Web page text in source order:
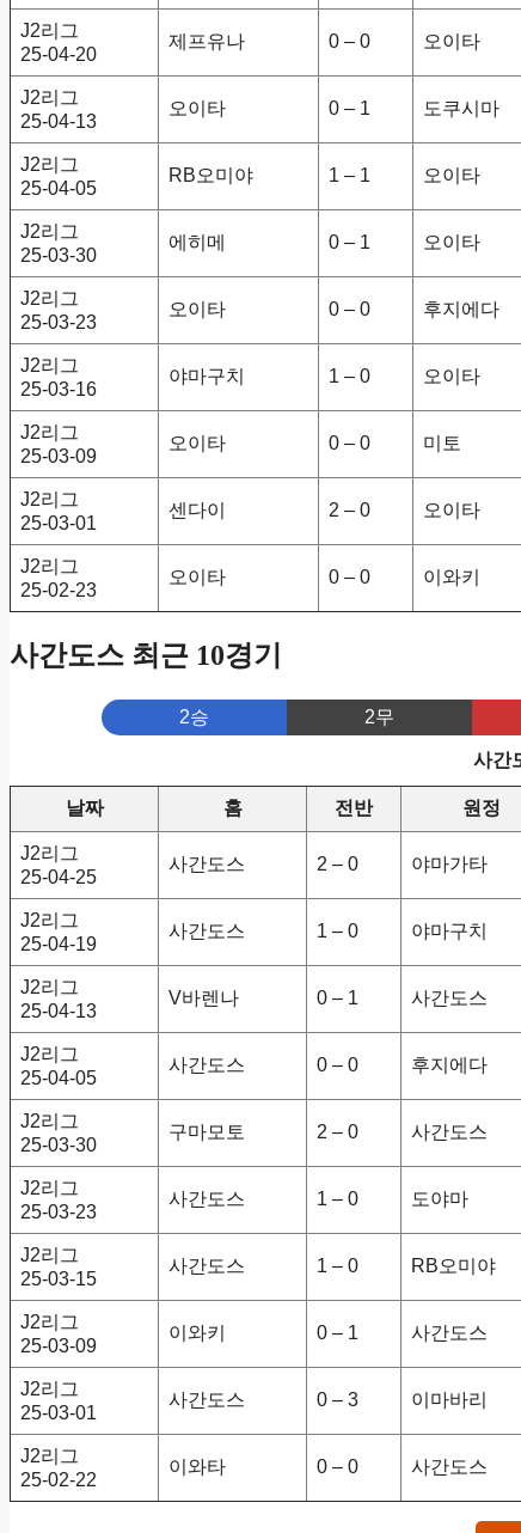
J2리그
25-04-20
제프유나 0 – 0 오이타
J2리그
25-04-13
오이타 0 – 1 도쿠시마
J2리그
25-04-05
RB오미야 1 – 1 오이타
J2리그
25-03-30
에히메 0 – 1 오이타
J2리그
25-03-23
오이타 0 – 0 후지에다
J2리그
25-03-16
야마구치 1 – 0 오이타
J2리그
25-03-09
오이타 0 – 0 미토
J2리그
25-03-01
센다이 2 – 0 오이타
J2리그
25-02-23
오이타 0 – 0 이와키
사간도스 최근 10경기
2승 2무
사간
날짜 홈 전반 원정
J2리그
25-04-25
사간도스 2 – 0 야마가타
J2리그
25-04-19
사간도스 1 – 0 야마구치
J2리그
25-04-13
V바렌나 0 – 1 사간도스
J2리그
25-04-05
사간도스 0 – 0 후지에다
J2리그
25-03-30
구마모토 2 – 0 사간도스
J2리그
25-03-23
사간도스 1 – 0 도야마
J2리그
25-03-15
사간도스 1 – 0 RB오미야
J2리그
25-03-09
이와키 0 – 1 사간도스
J2리그
25-03-01
사간도스 0 – 3 이마바리
J2리그
25-02-22
이와타 0 – 0 사간도스